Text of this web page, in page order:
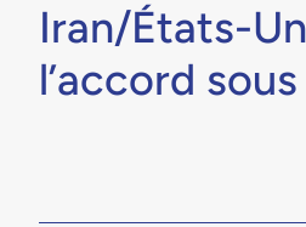
Iran/États-
l’accord sous